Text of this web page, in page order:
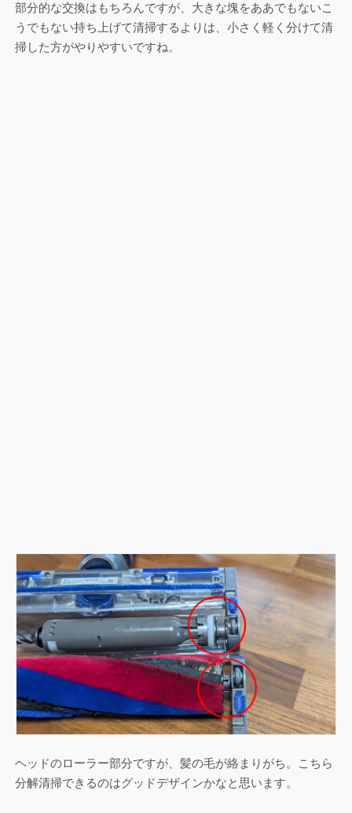
部分的な交換はもちろんですが、大きな塊をああでもないこ
うでもない持ち上げて清掃するよりは、小さく軽く分けて清
掃した方がやりやすいですね。
ヘッドのローラー部分ですが、髪の毛が絡まりがち。こちら
分解清掃できるのはグッドデザインかなと思います。